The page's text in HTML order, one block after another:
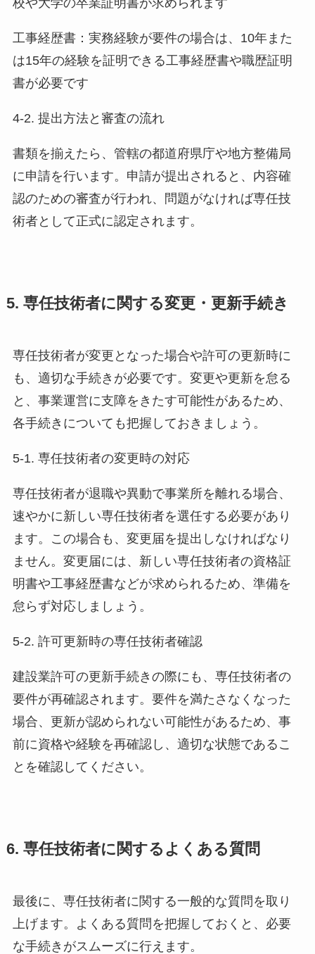
校や大学の卒業証明書が求められます
工事経歴書：実務経験が要件の場合は、10年また
は15年の経験を証明できる工事経歴書や職歴証明
書が必要です
4-2. 提出方法と審査の流れ
書類を揃えたら、管轄の都道府県庁や地方整備局
に申請を行います。申請が提出されると、内容確
認のための審査が行われ、問題がなければ専任技
術者として正式に認定されます。
5. 専任技術者に関する変更・更新手続き
専任技術者が変更となった場合や許可の更新時に
も、適切な手続きが必要です。変更や更新を怠る
と、事業運営に支障をきたす可能性があるため、
各手続きについても把握しておきましょう。
5-1. 専任技術者の変更時の対応
専任技術者が退職や異動で事業所を離れる場合、
速やかに新しい専任技術者を選任する必要があり
ます。この場合も、変更届を提出しなければなり
ません。変更届には、新しい専任技術者の資格証
明書や工事経歴書などが求められるため、準備を
怠らず対応しましょう。
5-2. 許可更新時の専任技術者確認
建設業許可の更新手続きの際にも、専任技術者の
要件が再確認されます。要件を満たさなくなった
場合、更新が認められない可能性があるため、事
前に資格や経験を再確認し、適切な状態であるこ
とを確認してください。
6. 専任技術者に関するよくある質問
最後に、専任技術者に関する一般的な質問を取り
上げます。よくある質問を把握しておくと、必要
な手続きがスムーズに行えます。